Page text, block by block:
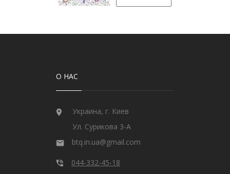
О НАС
Украина, г. Киев
Ул. Сурикова 3-А
btq.in.ua@gmail.com
044-332-45-18